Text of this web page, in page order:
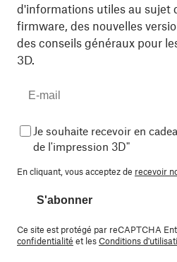
d'informations utiles au sujet
firmware, des nouvelles
des conseils généraux pour
3D.
Je souhaite recevoir en
de l'impression 3D"
En cliquant, vous acceptez de recevoir
S'abonner
Ce site est protégé par reCAPTCHA
confidentialité et lesConditions